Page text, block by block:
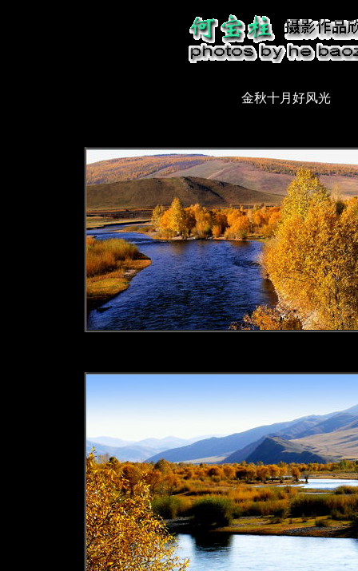
金秋十月好风光